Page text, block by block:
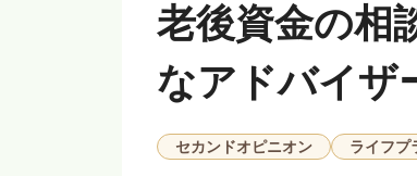
老後資金の相
なアドバイザ
セカンドオピニオン ライフプ